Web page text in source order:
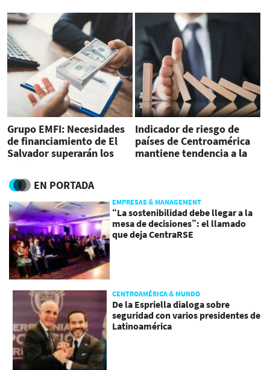
Grupo EMFI: Necesidades
de financiamiento de El
Salvador superarán los
Indicador de riesgo de
países de Centroamérica
mantiene tendencia a la
EN PORTADA
EMPRESAS & MANAGEMENT
“La sostenibilidad debe llegar a la
mesa de decisiones”: el llamado
que deja CentraRSE
CENTROAMÉRICA & MUNDO
De la Espriella dialoga sobre
seguridad con varios presidentes de
Latinoamérica